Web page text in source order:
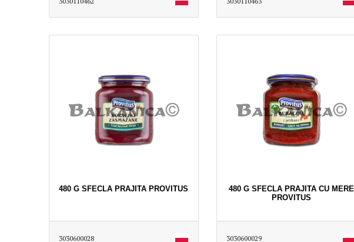
480 G SFECLA PRAJITA PROVITUS
3030600028
480 G SFECLA PRAJITA CU MERE
PROVITUS
3030600029